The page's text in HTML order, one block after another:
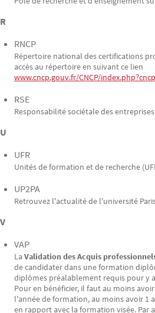
R
RNCP
Répertoire national des certifications
accès au répertoire en suivant ce lien
www.cncp.gouv.fr/CNCP/
RSE
Responsabilité sociétale des entreprises
U
UFR
Unités de formation et de recherche
UP2PA
Retrouvez l'actualité de l'université
V
VAP
La Validation des Acquis
de candidater dans une formation
diplômes préalablement requis pour y
Pour en bénéficier, il faut au moins
l'année de formation, au moins avoir 1
en rapport avec la formation visée. Par